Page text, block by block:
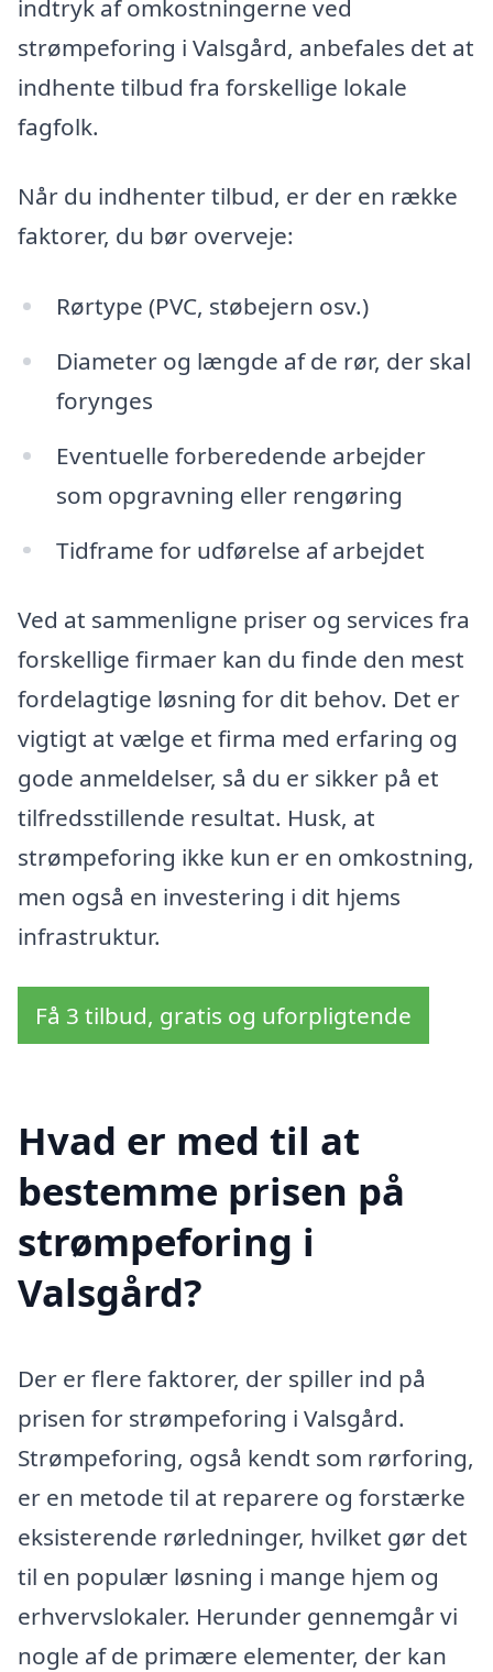
indtryk af omkostningerne ved
strømpeforing i Valsgård, anbefales det at
indhente tilbud fra forskellige lokale
fagfolk.
Når du indhenter tilbud, er der en række
faktorer, du bør overveje:
Rørtype (PVC, støbejern osv.)
Diameter og længde af de rør, der skal
forynges
Eventuelle forberedende arbejder
som opgravning eller rengøring
Tidframe for udførelse af arbejdet
Ved at sammenligne priser og services fra
forskellige firmaer kan du finde den mest
fordelagtige løsning for dit behov. Det er
vigtigt at vælge et firma med erfaring og
gode anmeldelser, så du er sikker på et
tilfredsstillende resultat. Husk, at
strømpeforing ikke kun er en omkostning,
men også en investering i dit hjems
infrastruktur.
Få 3 tilbud, gratis og uforpligtende
Hvad er med til at
bestemme prisen på
strømpeforing i
Valsgård?
Der er flere faktorer, der spiller ind på
prisen for strømpeforing i Valsgård.
Strømpeforing, også kendt som rørforing,
er en metode til at reparere og forstærke
eksisterende rørledninger, hvilket gør det
til en populær løsning i mange hjem og
erhvervslokaler. Herunder gennemgår vi
nogle af de primære elementer, der kan